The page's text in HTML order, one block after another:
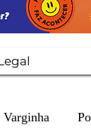
Varginha